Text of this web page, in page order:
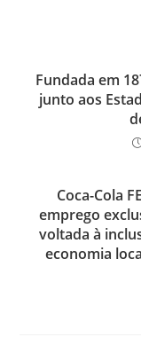
Fundada em
junto aos
Coca-Cola
emprego
voltada à
economia